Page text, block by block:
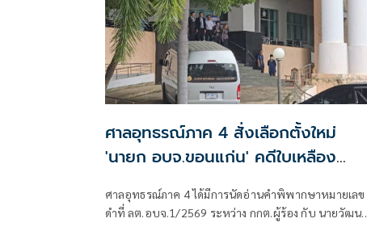
ศาลอุทธรณ์ภาค 4 สั่งเลือกตั้งใหม่
'นายก อบจ.ขอนแก่น' คดีใบเหลือง
ศาลอุทธรณ์ภาค 4 ได้มีการนัดอ่านคำพิพากษาหมายเลข
ดำที่ ลต.อบจ.1/2569 ระหว่าง กกต.ผู้ร้อง กับ นายวัฒนา